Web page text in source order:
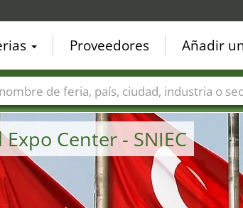
Center - SNIEC
Proveedores Añadir
Países Ciudades Sectores de